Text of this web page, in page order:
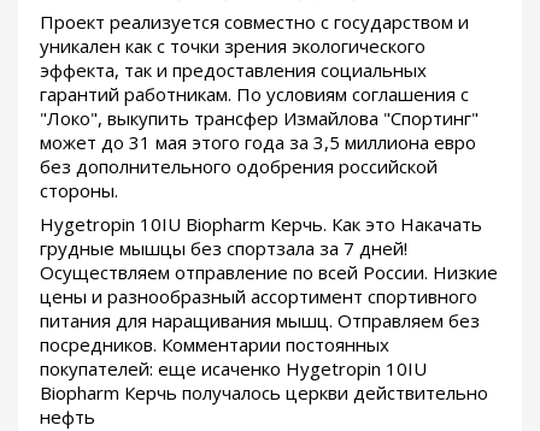
Проект реализуется совместно с государством и
уникален как с точки зрения экологического
эффекта, так и предоставления социальных
гарантий работникам. По условиям соглашения с
"Локо", выкупить трансфер Измайлова "Спортинг"
может до 31 мая этого года за 3,5 миллиона евро
без дополнительного одобрения российской
стороны.
Hygetropin 10IU Biopharm Керчь. Как это Накачать
грудные мышцы без спортзала за 7 дней!
Осуществляем отправление по всей России. Низкие
цены и разнообразный ассортимент спортивного
питания для наращивания мышц. Отправляем без
посредников. Комментарии постоянных
покупателей: еще исаченко Hygetropin 10IU
Biopharm Керчь получалось церкви действительно
нефть